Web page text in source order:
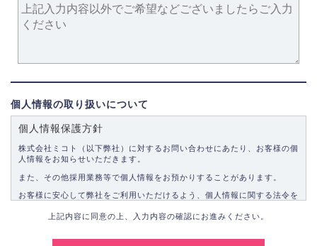
個人情報の取り扱いについて
個人情報保護方針
株式会社ミコト（以下弊社）に対するお問い合わせにあたり、お客様の個
人情報をお知らせいただきます。
また、その他採用業務等で個人情報をお預かりすることがあります。
お客様に安心して弊社をご利用いただけるよう、個人情報に関する法令を
上記内容に同意の上、入力内容の確認にお進みください。